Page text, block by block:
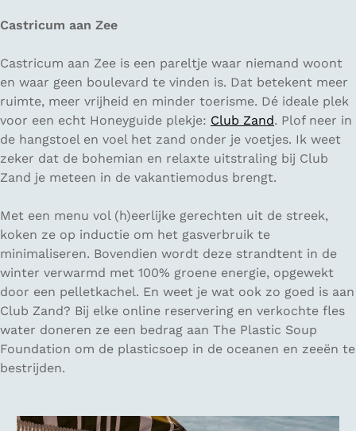
Castricum aan Zee
Castricum aan Zee is een pareltje waar niemand woont
en waar geen boulevard te vinden is. Dat betekent meer
ruimte, meer vrijheid en minder toerisme. Dé ideale plek
voor een echt Honeyguide plekje: Club Zand. Plof neer in
de hangstoel en voel het zand onder je voetjes. Ik weet
zeker dat de bohemian en relaxte uitstraling bij Club
Zand je meteen in de vakantiemodus brengt.
Met een menu vol (h)eerlijke gerechten uit de streek,
koken ze op inductie om het gasverbruik te
minimaliseren. Bovendien wordt deze strandtent in de
winter verwarmd met 100% groene energie, opgewekt
door een pelletkachel. En weet je wat ook zo goed is aan
Club Zand? Bij elke online reservering en verkochte fles
water doneren ze een bedrag aan The Plastic Soup
Foundation om de plasticsoep in de oceanen en zeeën te
bestrijden.